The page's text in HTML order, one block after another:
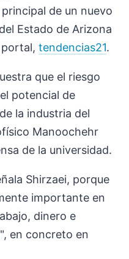
de un nuevo
Estado de Arizona
portal, tendencias21.
que el riesgo
potencial de
la industria del
Manoochehr
de la universidad.
Shirzaei, porque
importante en
dinero e
en concreto en